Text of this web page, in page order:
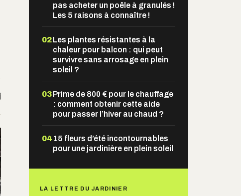
pas acheter un poêle à granulés !
Les 5 raisons à connaître !
02Les plantes résistantes à la
chaleur pour balcon : qui peut
survivre sans arrosage en plein
soleil ?
03Prime de 800 € pour le chauffage
: comment obtenir cette aide
pour passer l’hiver au chaud ?
04 15 fleurs d’été incontournables
pour une jardinière en plein soleil
LA LETTRE DU JARDINIER